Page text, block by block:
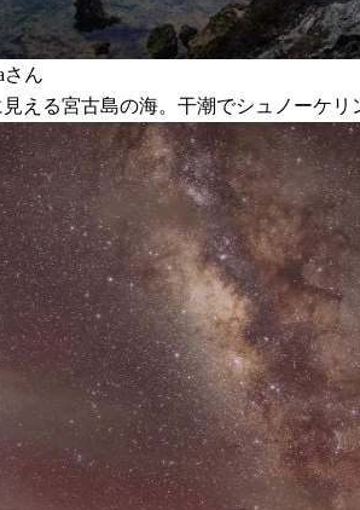
さん
える宮古島の海。干潮でシュノーケ